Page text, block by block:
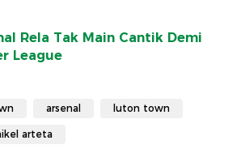
Rela Tak Main Cantik Demi
League
arsenal luton town
arteta